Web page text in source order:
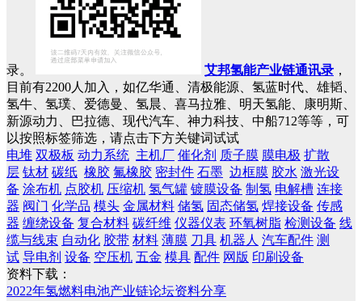
录。 艾邦氢能产业链通讯录 ，
目前有2200人加入，如亿华通、清极能源、氢蓝时代、雄韬、
氢牛、氢璞、爱德曼、氢晨、喜马拉雅、明天氢能、康明斯、
新源动力、巴拉德、现代汽车、神力科技、中船712等等，可
以按照标签筛选，请点击下方关键词试试
电堆 双极板 动力系统 主机厂 催化剂 质子膜 膜电极 扩散
层 钛材 碳纸 橡胶 氟橡胶 密封件 石墨 边框膜 胶水 激光设
备 涂布机 点胶机 压缩机 氢气罐 镀膜设备 制氢 电解槽 连接
器 阀门 化学品 模头 金属材料 储氢 固态储氢 焊接设备 传感
器 缠绕设备 复合材料 碳纤维 仪器仪表 环氧树脂 检测设备 线
缆与线束 自动化 胶带 材料 薄膜 刀具 机器人 汽车配件 测
试 导电剂 设备 空压机 五金 模具 配件 网版 印刷设备
资料下载：
2022年氢燃料电池产业链论坛资料分享